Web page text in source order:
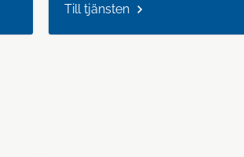
Till tjänsten